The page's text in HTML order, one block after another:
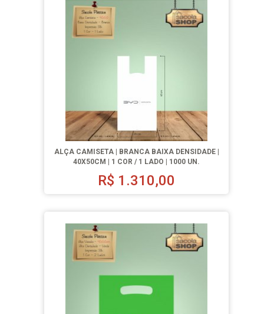
ALÇA CAMISETA | BRANCA BAIXA DENSIDADE |
40X50CM | 1 COR / 1 LADO | 1000 UN.
R$ 1.310,00